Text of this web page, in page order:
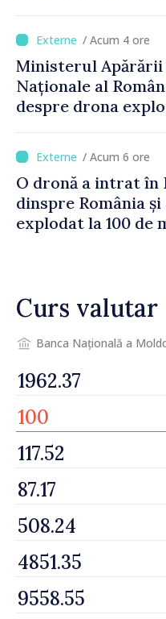
orășenesc a
finală
/ Acum 4 ore
Ministerul Apărării
Naționale al
despre drona
nu au detectat
vehicul aerian”
/ Acum 6 ore
O dronă a intrat în
dinspre România și
explodat la 100 de
Curs valutar
Banca Națională a